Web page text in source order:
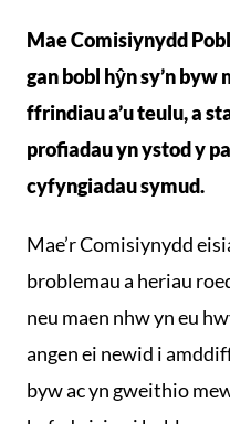
Mae Comisiynydd
gan bobl hŷn sy’n
ffrindiau a’u teulu, a
profiadau yn ystod y
cyfyngiadau symud.
Mae’r Comisiynydd
broblemau a heriau
neu maen nhw yn eu
angen ei newid i
byw ac yn gweithio